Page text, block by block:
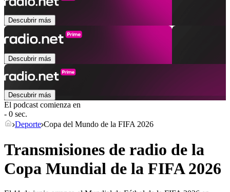
Descubrir más
Descubrir más
Descubrir más
El podcast comienza en
- 0 sec.
Deporte Copa del Mundo de la FIFA 2026
Transmisiones de radio de la
Copa Mundial de la FIFA 2026